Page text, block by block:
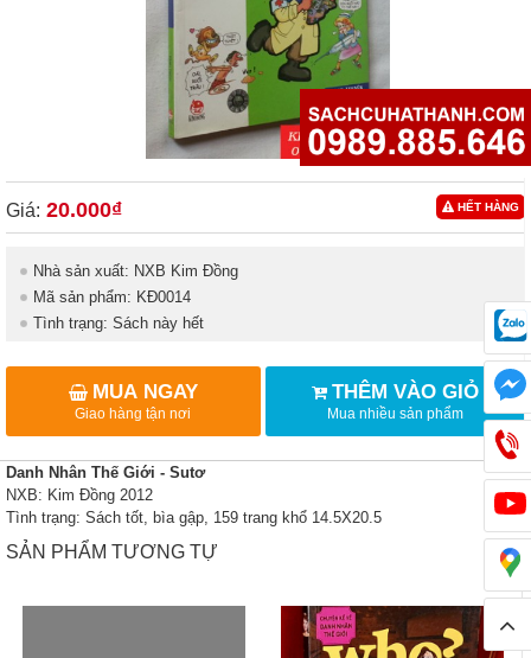
HẾT HÀNG
Giá: 20.000₫
Nhà sản xuất: NXB Kim Đồng
Mã sản phẩm: KĐ0014
Tình trạng: Sách này hết
MUA NGAY
Giao hàng tận nơi
THÊM VÀO GIỎ
Mua nhiều sản phẩm
Danh Nhân Thế Giới - Sutơ
NXB: Kim Đồng 2012
Tình trạng: Sách tốt, bìa gập, 159 trang khổ 14.5X20.5
SẢN PHẨM TƯƠNG TỰ